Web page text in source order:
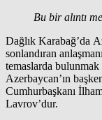
Bu bir alıntı
Dağlık Karabağ’da
sonlandıran
temaslarda
Azerbaycan’ın
Cumhurbaşkanı
Lavrov’dur.